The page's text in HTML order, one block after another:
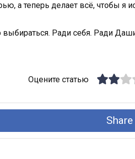
а теперь делает всё, чтобы я
Ради себя. Ради
Оцените статью